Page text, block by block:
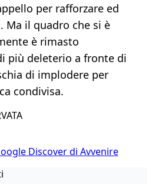
per rafforzare ed
Ma il quadro che si è
è rimasto
più deleterio a fronte di
di implodere per
condivisa.
Discover di Avvenire